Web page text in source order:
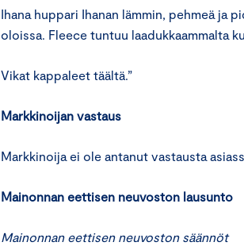
Ihana huppari Ihanan lämmin, pehmeä ja
oloissa. Fleece tuntuu laadukkaammalta
Vikat kappaleet täältä.”
Markkinoijan vastaus
Markkinoija ei ole antanut vastausta
Mainonnan eettisen neuvoston lausunto
Mainonnan eettisen neuvoston säännöt